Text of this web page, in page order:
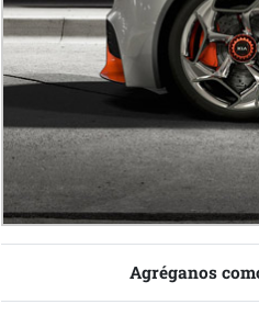
Agréganos